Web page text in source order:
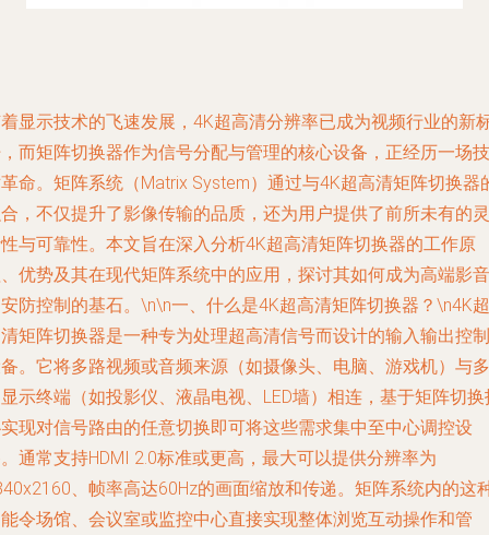
显示技术的飞速发展，4K超高清分辨率已成为视频行业的新
而矩阵切换器作为信号分配与管理的核心设备，正经历一场技
命。矩阵系统（Matrix System）通过与4K超高清矩阵切换器
，不仅提升了影像传输的品质，还为用户提供了前所未有的灵
与可靠性。本文旨在深入分析4K超高清矩阵切换器的工作原
优势及其在现代矩阵系统中的应用，探讨其如何成为高端影音
防控制的基石。\n\n一、什么是4K超高清矩阵切换器？\n4K超
矩阵切换器是一种专为处理超高清信号而设计的输入输出控制
。它将多路视频或音频来源（如摄像头、电脑、游戏机）与多
示终端（如投影仪、液晶电视、LED墙）相连，基于矩阵切换
现对信号路由的任意切换即可将这些需求集中至中心调控设
通常支持HDMI 2.0标准或更高，最大可以提供分辨率为
、帧率高达60Hz的画面缩放和传递。矩阵系统内的这
令场馆、会议室或监控中心直接实现整体浏览互动操作和管